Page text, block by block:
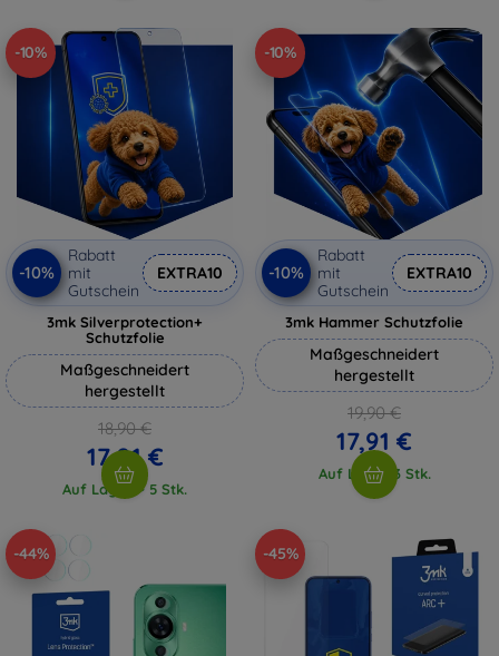
-10%
-10%
Rabatt
mit
Gutschein
EXTRA10
3mk Silverprotection+
Schutzfolie
Maßgeschneidert
hergestellt
18,90 €
17,01 €
Auf Lager > 5 Stk.
-10%
-10%
Rabatt
mit
Gutschein
EXTRA10
3mk Hammer Schutzfolie
Maßgeschneidert
hergestellt
19,90 €
17,91 €
Auf Lager 3 Stk.
-44% -45%